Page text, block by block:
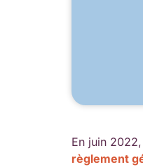
En juin 2022,
règlement